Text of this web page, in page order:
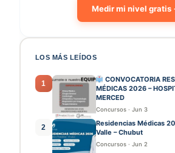
Medir mi nivel gratis
LOS MÁS LEÍDOS
1
CONVOCATORIA
MÉDICAS 2026 –
MERCED
Concursos · Jun 3
2
Residencias Médicas
Valle – Chubut
Concursos · Jun 2